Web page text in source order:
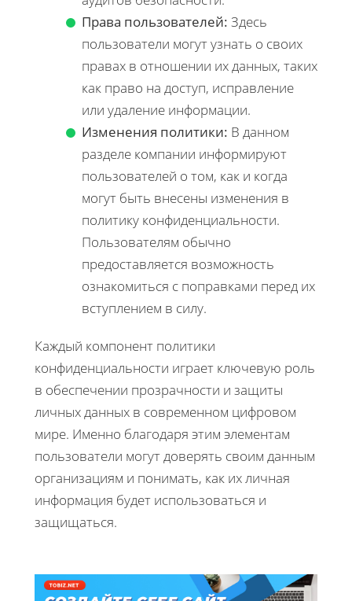
Права пользователей: Здесь
пользователи могут узнать о своих
правах в отношении их данных, таких
как право на доступ, исправление
или удаление информации.
Изменения политики: В данном
разделе компании информируют
пользователей о том, как и когда
могут быть внесены изменения в
политику конфиденциальности.
Пользователям обычно
предоставляется возможность
ознакомиться с поправками перед их
вступлением в силу.
Каждый компонент политики
конфиденциальности играет ключевую роль
в обеспечении прозрачности и защиты
личных данных в современном цифровом
мире. Именно благодаря этим элементам
пользователи могут доверять своим данным
организациям и понимать, как их личная
информация будет использоваться и
защищаться.